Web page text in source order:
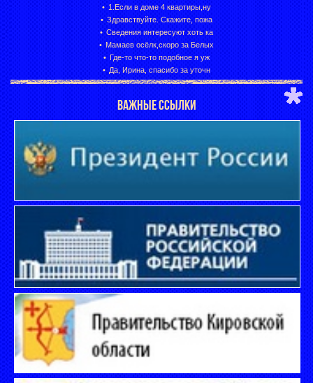
1.Если в доме 4 квартиры,ну
Здравствуйте. Скажите, пожа
Сведения интересуют хоть ка
Мамаев осёлк,скоро за Белых
Где-то что-то подобное я уж
Да, Ирина, спасибо за уточн
ВАЖНЫЕ ССЫЛКИ